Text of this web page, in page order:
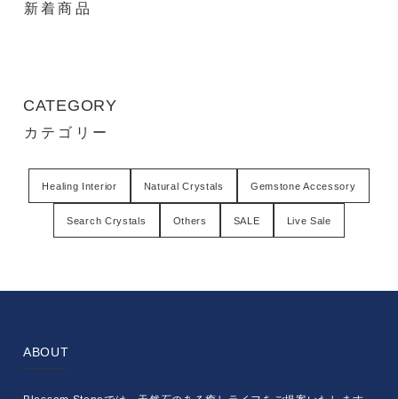
新着商品
CATEGORY
カテゴリー
Healing Interior Natural Crystals Gemstone Accessory
Search Crystals Others SALE Live Sale
ABOUT